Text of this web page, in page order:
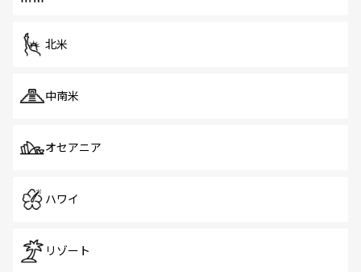
北米
中南米
オセアニア
ハワイ
リゾート